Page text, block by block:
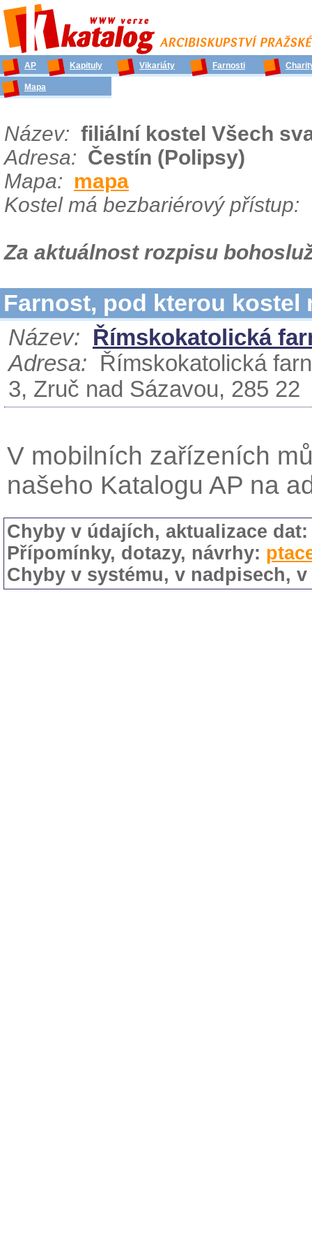
AP Kapituly Vikariáty Farnosti
Mapa
Název: filiální kostel Všech
Adresa: Čestín (Polipsy)
Mapa: mapa
Kostel má bezbariérový přístup:
Za aktuálnost rozpisu
Farnost, pod kterou kostel
Název: Římskokatolická
Adresa: Římskokatolická
3, Zruč nad Sázavou, 285 22
V mobilních zařízeních
našeho Katalogu AP na
Chyby v údajích, aktualizace
Přípomínky, dotazy, návrhy:
Chyby v systému, v nadpisech,